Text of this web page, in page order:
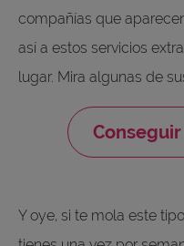
compañías que
así a estos servicios
lugar. Mira algunas de
Y oye, si te mola este